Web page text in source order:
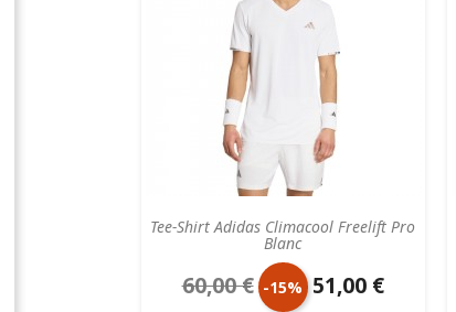
Tee-Shirt Adidas Climacool Freelift Pro
Blanc
Prix
60,00 € -15% Prix
51,00 €